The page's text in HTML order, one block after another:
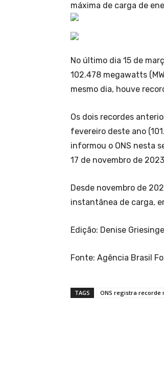
máxima de carga de
No último dia 15 de
102.478 megawatts
mesmo dia, houve
Os dois recordes
fevereiro deste ano
informou o ONS nesta
17 de novembro de
Desde novembro de
instantânea de carga,
Edição: Denise
Fonte: Agência Brasil
TAGS ONS registra recorde